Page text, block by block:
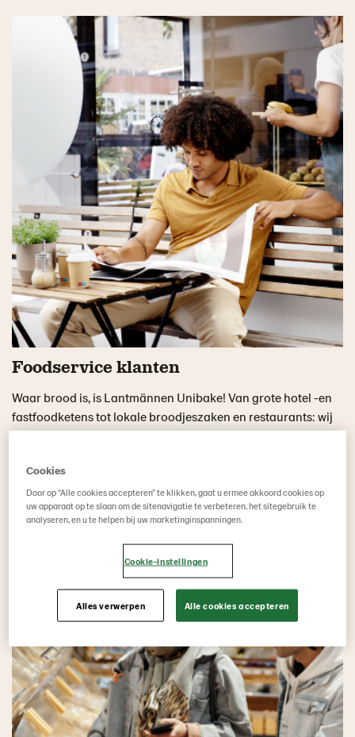
Foodservice klanten
Waar brood is, is Lantmännen Unibake! Van grote hotel -en
fastfoodketens tot lokale broodjeszaken en restaurants: wij
kennen de uitdagingen en zoeken een passende oplossing!
je personeel.
Wij staan voor je klaar!
Cookies
Door op “Alle cookies accepteren” te klikken, gaat u ermee akkoord cookies op
uw apparaat op te slaan om de sitenavigatie te verbeteren, het sitegebruik te
analyseren, en u te helpen bij uw marketinginspanningen.
Cookie-instellingen
Alles verwerpen Alle cookies accepteren